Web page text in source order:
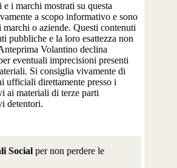
i marchi mostrati su questa
a scopo informativo e sono
o aziende. Questi contenuti
pubbliche e la loro esattezza non
Volantino declina
eventuali imprecisioni presenti
Si consiglia vivamente di
ufficiali direttamente presso i
ai materiali di terze parti
detentori.
Social per non perdere le